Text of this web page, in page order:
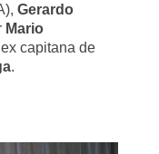
Gerardo
Mario
capitana de
.